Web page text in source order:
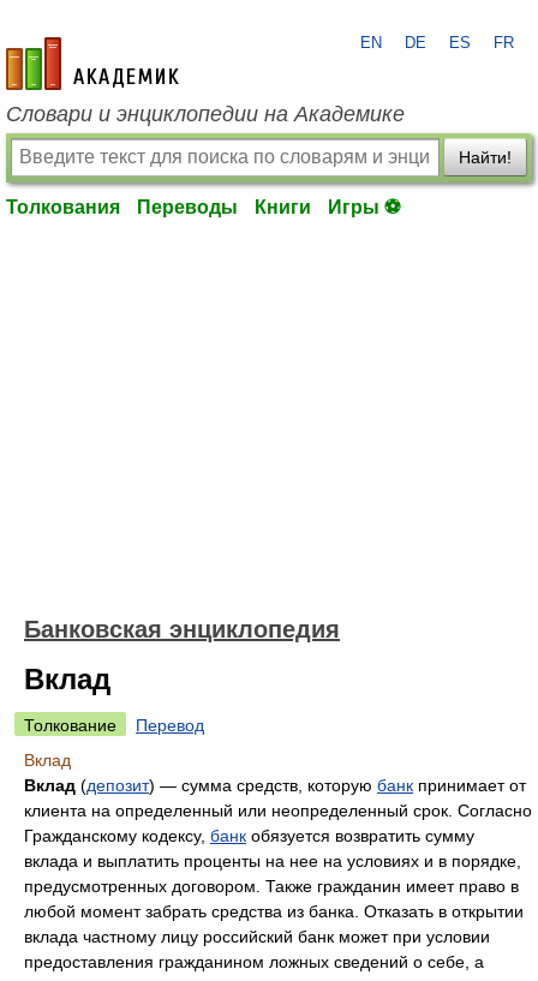
academic.ru
EN DE ES FR
Словари и энциклопедии на Академике
Найти!
Толкования Переводы Книги Игры ⚽
Банковская энциклопедия
Вклад
Толкование
Перевод
Вклад
Вклад (депозит) — сумма средств, которую банк принимает от
клиента на определенный или неопределенный срок. Согласно
Гражданскому кодексу, банк обязуется возвратить сумму
вклада и выплатить проценты на нее на условиях и в порядке,
предусмотренных договором. Также гражданин имеет право в
любой момент забрать средства из банка. Отказать в открытии
вклада частному лицу российский банк может при условии
предоставления гражданином ложных сведений о себе, а